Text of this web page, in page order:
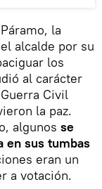
la
alcalde por su
los
al carácter
Civil
la paz.
algunos se
en sus tumbas
eran un
a votación.